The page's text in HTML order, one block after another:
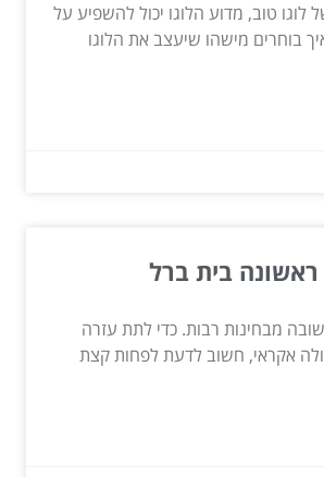
טוב, מדוע הלוגו יכול להשפיע על
בוחרים מישהו שיעצב את הלוגו
בית ברל
מבחינות רבות. כדי לתת עזרה
אקראי, חשוב לדעת לפחות קצת